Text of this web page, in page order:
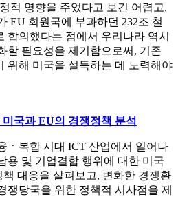
적 영향을 주었다고 보긴 어렵고,
EU 회원국에 부과하던 232조 철
합의했다는 점에서 우리나라 역시
할 필요성을 제기함으로써, 기존
위해 미국을 설득하는 데 노력해야
국과 EU의 경쟁정책 분석
ㆍ복합 시대 ICT 산업에서 일어나
용 및 기업결합 행위에 대한 미국
대응을 살펴보고, 변화한 경쟁환
쟁당국을 위한 정책적 시사점을 제